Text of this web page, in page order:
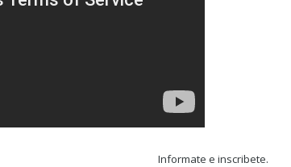
Informate e inscribete.